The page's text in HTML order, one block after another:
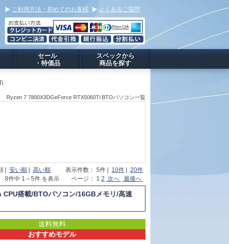
ご利用方法・初めてのお客様 よくあるご質問
セール
・特価品
スペックから
商品を探す
Ryzen 7 7800X3DGeForce RTX5060Ti BTOパソコン一覧
| 安い順 | 高い順 表示件数： 5件 | 10件 | 20件
8件中 1～5件 を表示 ページ： 1 2 次へ 最後へ
搭載/BTOパソコン/16GBメモリ/高速
送料無料
おすすめモデル